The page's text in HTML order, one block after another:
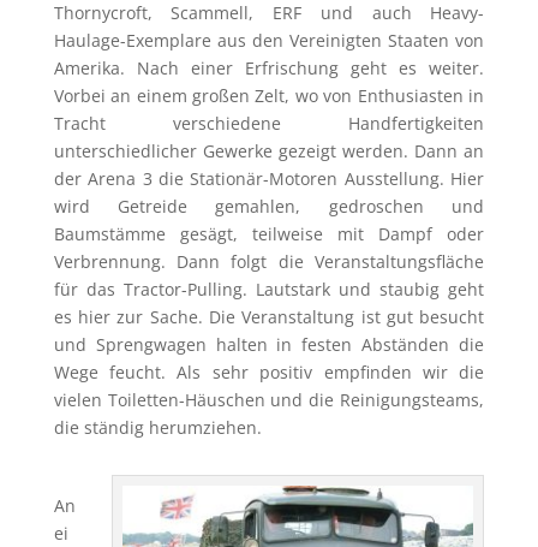
Thornycroft, Scammell, ERF und auch Heavy-
Haulage-Exemplare aus den Vereinigten Staaten von
Amerika. Nach einer Erfrischung geht es weiter.
Vorbei an einem großen Zelt, wo von Enthusiasten in
Tracht verschiedene Handfertigkeiten
unterschiedlicher Gewerke gezeigt werden. Dann an
der Arena 3 die Stationär-Motoren Ausstellung. Hier
wird Getreide gemahlen, gedroschen und
Baumstämme gesägt, teilweise mit Dampf oder
Verbrennung. Dann folgt die Veranstaltungsfläche
für das Tractor-Pulling. Lautstark und staubig geht
es hier zur Sache. Die Veranstaltung ist gut besucht
und Sprengwagen halten in festen Abständen die
Wege feucht. Als sehr positiv empfinden wir die
vielen Toiletten-Häuschen und die Reinigungsteams,
die ständig herumziehen.
An
ei